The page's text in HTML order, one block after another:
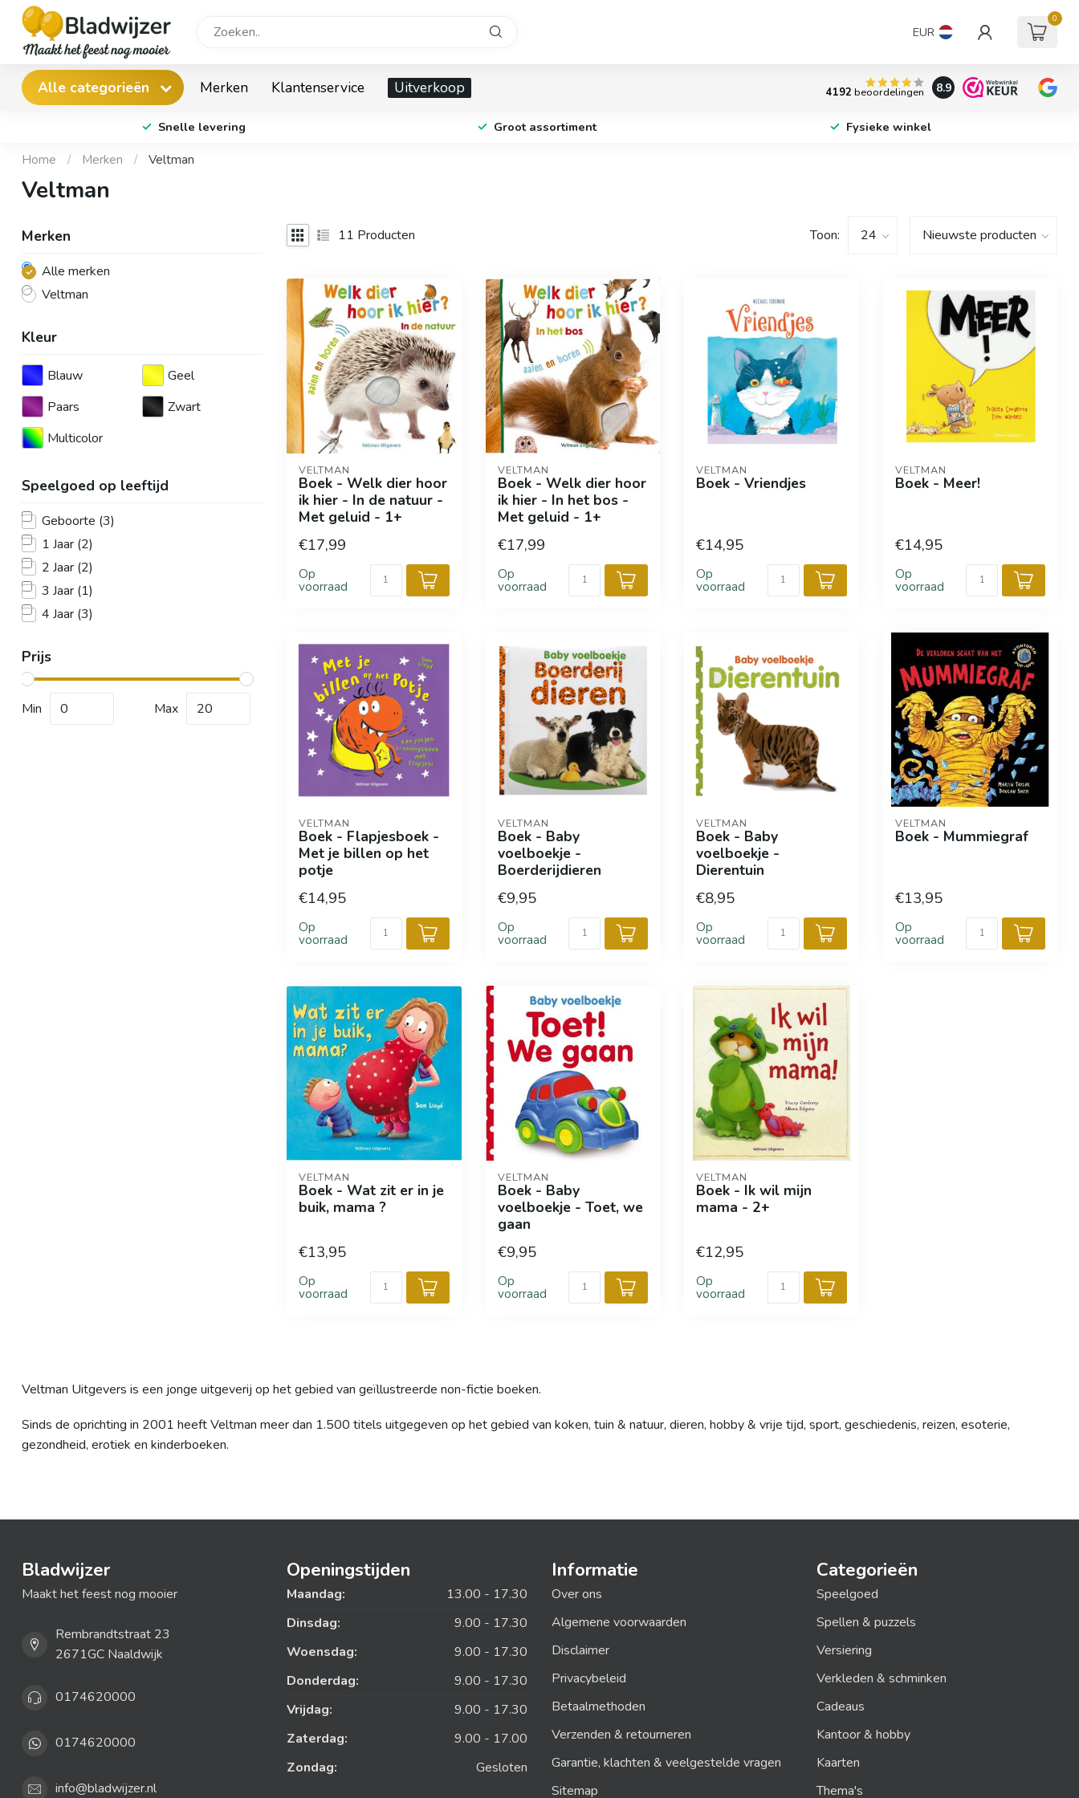
EUR
0
Alle categorieën Merken Klantenservice Uitverkoop 4192 beoordelingen 8.9
Snelle levering Groot assortiment Fysieke winkel
Home / Merken / Veltman
Veltman
Merken
Alle merken
Veltman
Kleur
Blauw
Geel
Paars
Zwart
Multicolor
Speelgoed op leeftijd
Geboorte (3)
1 Jaar (2)
2 Jaar (2)
3 Jaar (1)
4 Jaar (3)
Prijs
Min Max
11 Producten Toon:
VELTMAN
Boek - Welk dier hoor
ik hier - In de natuur -
Met geluid - 1+
€17,99
Op
voorraad
VELTMAN
Boek - Welk dier hoor
ik hier - In het bos -
Met geluid - 1+
€17,99
Op
voorraad
VELTMAN
Boek - Vriendjes
€14,95
Op
voorraad
VELTMAN
Boek - Meer!
€14,95
Op
voorraad
VELTMAN
Boek - Flapjesboek -
Met je billen op het
potje
€14,95
Op
voorraad
VELTMAN
Boek - Baby
voelboekje -
Boerderijdieren
€9,95
Op
voorraad
VELTMAN
Boek - Baby
voelboekje -
Dierentuin
€8,95
Op
voorraad
VELTMAN
Boek - Mummiegraf
€13,95
Op
voorraad
VELTMAN
Boek - Wat zit er in je
buik, mama ?
€13,95
Op
voorraad
VELTMAN
Boek - Baby
voelboekje - Toet, we
gaan
€9,95
Op
voorraad
VELTMAN
Boek - Ik wil mijn
mama - 2+
€12,95
Op
voorraad
Veltman Uitgevers is een jonge uitgeverij op het gebied van geïllustreerde non-fictie boeken.
Sinds de oprichting in 2001 heeft Veltman meer dan 1.500 titels uitgegeven op het gebied van koken, tuin & natuur, dieren, hobby & vrije tijd, sport, geschiedenis, reizen, esoterie,
gezondheid, erotiek en kinderboeken.
Bladwijzer
Maakt het feest nog mooier
Rembrandtstraat 23
2671GC Naaldwijk
0174620000
0174620000
info@bladwijzer.nl
Openingstijden
Maandag:
13.00 - 17.30
Dinsdag:
9.00 - 17.30
Woensdag:
9.00 - 17.30
Donderdag:
9.00 - 17.30
Vrijdag:
9.00 - 17.30
Zaterdag:
9.00 - 17.00
Zondag:
Gesloten
Informatie
Over ons
Algemene voorwaarden
Disclaimer
Privacybeleid
Betaalmethoden
Verzenden & retourneren
Garantie, klachten & veelgestelde vragen
Sitemap
Categorieën
Speelgoed
Spellen & puzzels
Versiering
Verkleden & schminken
Cadeaus
Kantoor & hobby
Kaarten
Thema's